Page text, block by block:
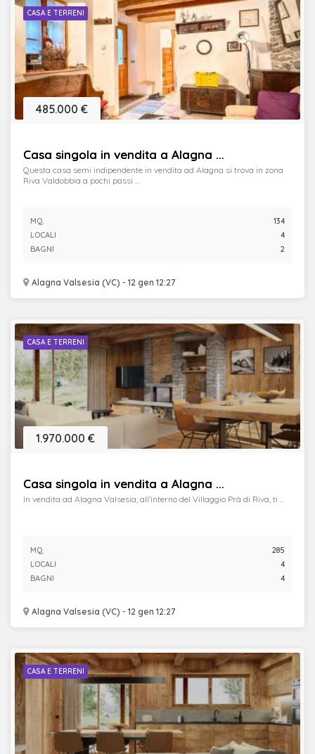
CASA E TERRENI
Casa singola in vendita a Alagna ...
Alagna Valsesia (VC) - 12 gen 12:27
485.000 €
Questa casa semi indipendente in vendita ad Alagna si trova in zona
Riva Valdobbia a pochi passi ...
MQ.
134
LOCALI
4
BAGNI
2
CASA E TERRENI
Casa singola in vendita a Alagna ...
Alagna Valsesia (VC) - 12 gen 12:27
1.970.000 €
In vendita ad Alagna Valsesia, all'interno del Villaggio Prà di Riva, ti ...
MQ.
285
LOCALI
4
BAGNI
4
CASA E TERRENI